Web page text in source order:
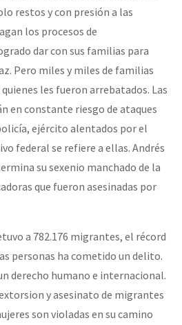
restos y con presión a las
los procesos de
dar con sus familias para
Pero miles y miles de familias
les fueron arrebatados. Las
en constante riesgo de ataques
ejército alentados por el
federal se refiere a ellas. Andrés
su sexenio manchado de la
que fueron asesinadas por
a 782.176 migrantes, el récord
personas ha cometido un delito.
derecho humano e internacional.
y asesinato de migrantes
son violadas en su camino